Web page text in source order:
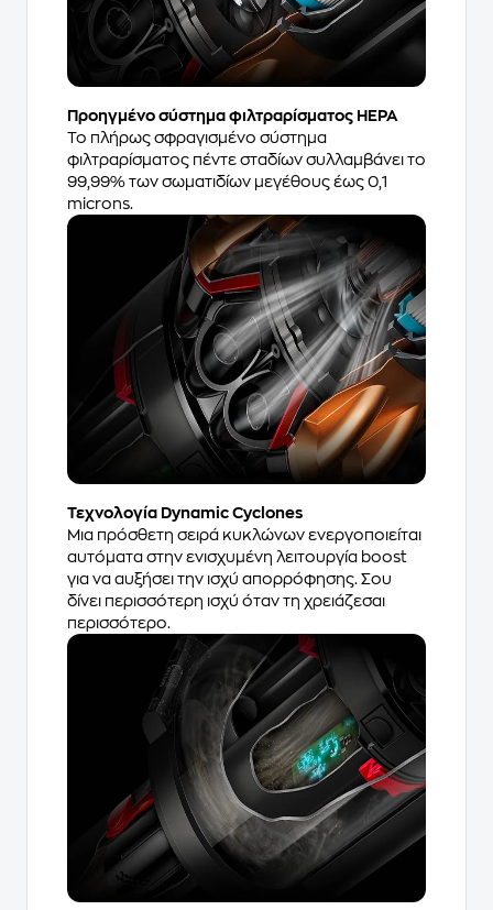
Προηγμένο σύστημα φιλτραρίσματος HEPA
Το πλήρως σφραγισμένο σύστημα
φιλτραρίσματος πέντε σταδίων συλλαμβάνει το
99,99% των σωματιδίων μεγέθους έως 0,1
microns.
Τεχνολογία Dynamic Cyclones
Μια πρόσθετη σειρά κυκλώνων ενεργοποιείται
αυτόματα στην ενισχυμένη λειτουργία boost
για να αυξήσει την ισχύ απορρόφησης. Σου
δίνει περισσότερη ισχύ όταν τη χρειάζεσαι
περισσότερο.